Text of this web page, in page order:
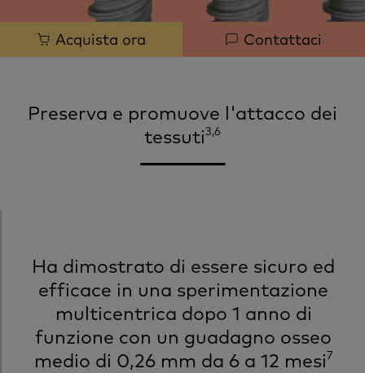
Quick
links
Acquista ora Contattaci
Preserva e promuove l'attacco dei
tessuti3,6
Ha dimostrato di essere sicuro ed
efficace in una sperimentazione
multicentrica dopo 1 anno di
funzione con un guadagno osseo
medio di 0,26 mm da 6 a 12 mesi7